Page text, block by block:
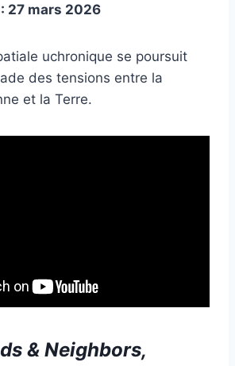
27 mars 2026
uchronique se poursuit
des tensions entre la
et la Terre.
& Neighbors,